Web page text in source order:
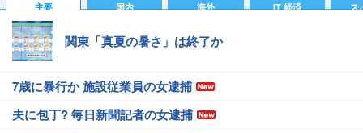
主要 国内 海外 IT 経済 ス
関東「真夏の暑さ」は終了か
7歳に暴行か 施設従業員の女逮捕
夫に包丁? 毎日新聞記者の女逮捕